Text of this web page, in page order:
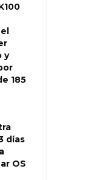
y
185
días
OS